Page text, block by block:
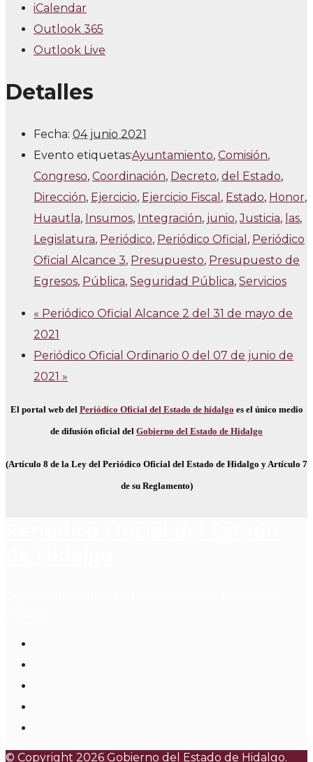
iCalendar
Outlook 365
Outlook Live
Detalles
Fecha: 04 junio 2021
Evento etiquetas:Ayuntamiento, Comisión,
Congreso, Coordinación, Decreto, del Estado,
Dirección, Ejercicio, Ejercicio Fiscal , Estado, Honor,
Huautla, Insumos, Integración, junio,Justicia, las,
Legislatura, Periódico, Periódico Oficial , Periódico
Oficial Alcance 3, Presupuesto, Presupuesto de
Egresos, Pública, Seguridad Pública, Servicios
« Periódico Oficial Alcance 2 del 31 de mayo de
2021
Periódico Oficial Ordinario 0 del 07 de junio de
2021 »
El portal web del Periódico Oficial del Estado de hidalgo es el único medio
de difusión oficial del Gobierno del Estado de Hidalgo
(Artículo 8 de la Ley del Periódico Oficial del Estado de Hidalgo y Artículo 7
de su Reglamento)
© Copyright 2026 Gobierno del Estado de Hidalgo.